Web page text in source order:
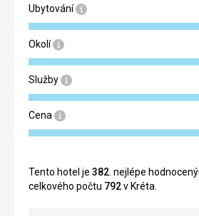
Ubytování
Okolí
Služby
Cena
Tento hotel je 382 . nejlépe
celkového počtu 792v Kréta.